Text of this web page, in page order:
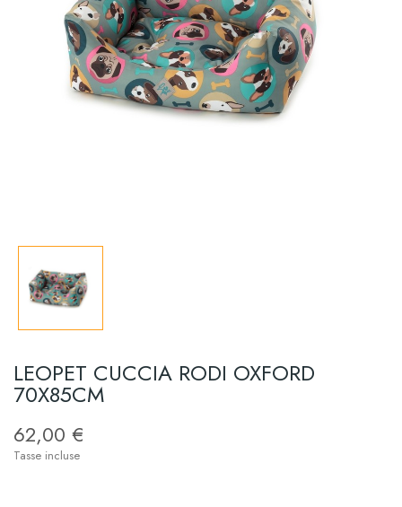
LEOPET CUCCIA RODI OXFORD
70X85CM
62,00 €
Tasse incluse